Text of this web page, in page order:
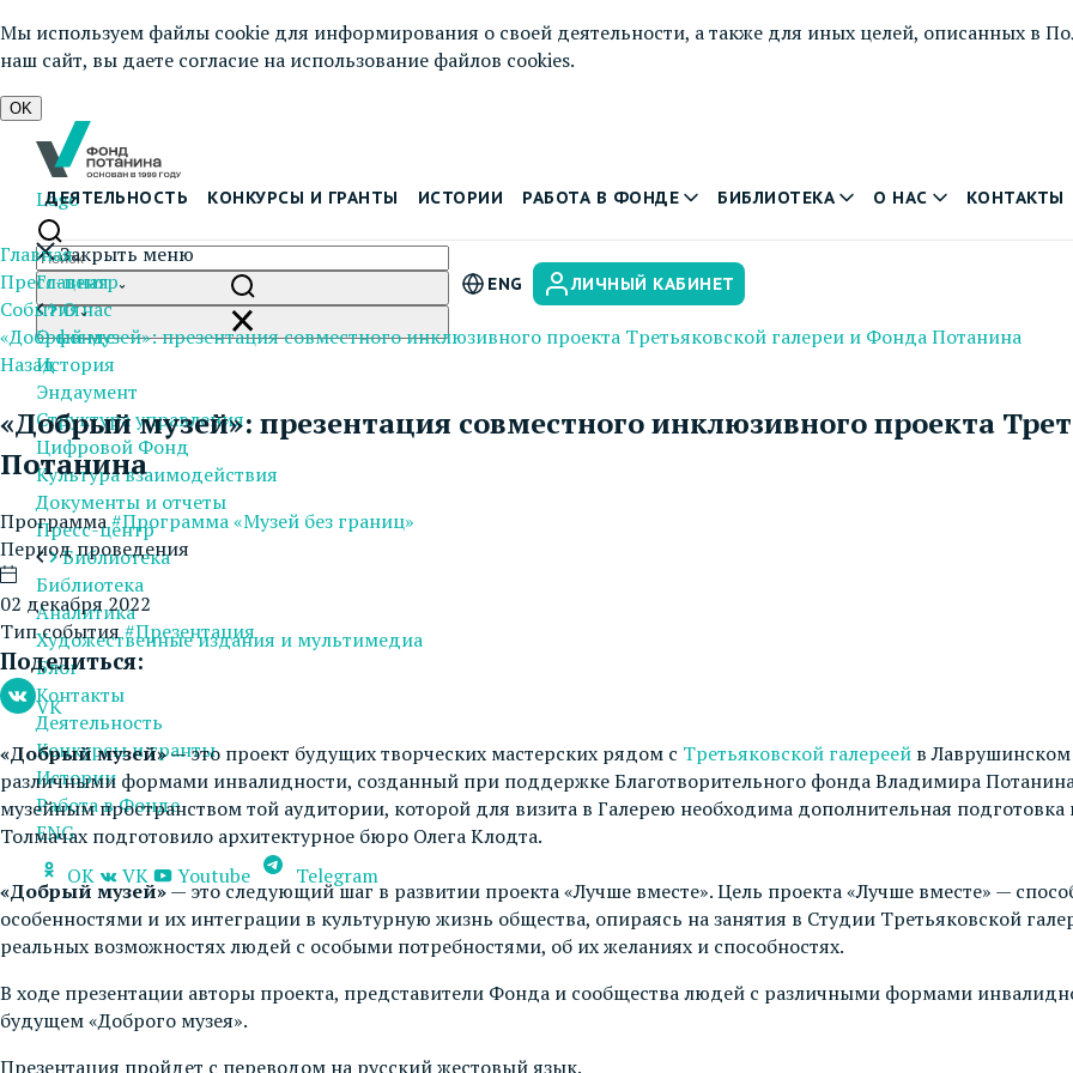
Мы используем файлы cookie для информирования о своей деятельности, а также для иных целей, описанных в
наш сайт, вы даете согласие на использование файлов cookies.
OK
Logo
ДЕЯТЕЛЬНОСТЬ КОНКУРСЫ И ГРАНТЫ ИСТОРИИ РАБОТА В ФОНДЕ БИБЛИОТЕКА О НАС КОНТАКТЫ
ENG ЛИЧНЫЙ КАБИНЕТ
Закрыть меню
Главная
О нас
О фонде
История
Эндаумент
Структура управления
Цифровой Фонд
Культура взаимодействия
Документы и отчеты
Пресс-центр
Библиотека
Библиотека
Аналитика
Художественные издания и мультимедиа
Блог
Контакты
Деятельность
Конкурсы и гранты
Истории
Работа в Фонде
ENG
OK
VK Youtube Telegram
Главная
Пресс-центр
События
«Добрый музей»: презентация совместного инклюзивного проекта Третьяковской галереи и Фонда Потанина
Назад
«Добрый музей»: презентация совместного инклюзивного проекта
Потанина
Программа#Программа «Музей без границ»
Период проведения
02 декабря 2022
Тип события#Презентация
Поделиться:
VK
«Добрый музей»— это проект будущих творческих мастерских рядом с Третьяковской галереей в Лаврушинском
различными формами инвалидности, созданный при поддержке Благотворительного фонда Владимира
музейным пространством той аудитории, которой для визита в Галерею необходима дополнительная
Толмачах подготовило архитектурное бюро Олега Клодта.
«Добрый музей»— это следующий шаг в развитии проекта «Лучше вместе». Цель проекта «Лучше вместе» —
особенностями и их интеграции в культурную жизнь общества, опираясь на занятия в Студии Третьяковской
реальных возможностях людей с особыми потребностями, об их желаниях и способностях.
В ходе презентации авторы проекта, представители Фонда и сообщества людей с различными формами
будущем «Доброго музея».
Презентация пройдет с переводом на русский жестовый язык.